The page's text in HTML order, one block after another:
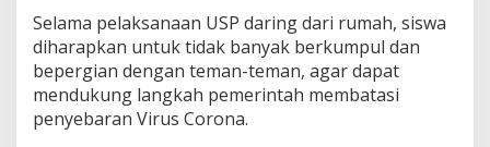
Selama pelaksanaan USP daring dari rumah, siswa
diharapkan untuk tidak banyak berkumpul dan
bepergian dengan teman-teman, agar dapat
mendukung langkah pemerintah membatasi
penyebaran Virus Corona.